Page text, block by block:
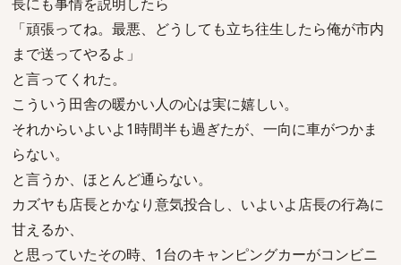
「頑張ってね。最悪、どうしても立ち往生したら俺が市内
まで送ってやるよ」
と言ってくれた。
こういう田舎の暖かい人の心は実に嬉しい。
それからいよいよ1時間半も過ぎたが、一向に車がつかま
らない。
と言うか、ほとんど通らない。
カズヤも店長とかなり意気投合し、いよいよ店長の行為に
甘えるか、
と思っていたその時、1台のキャンピングカーがコンビニ